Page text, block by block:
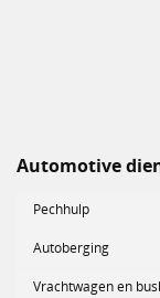
Automotive
Pechhulp
Autoberging
Vrachtwagen en